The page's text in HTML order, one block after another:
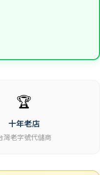
🏆
十年老店
灣老字號代儲商